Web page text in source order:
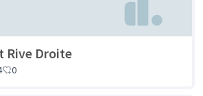
Rive Droite
0